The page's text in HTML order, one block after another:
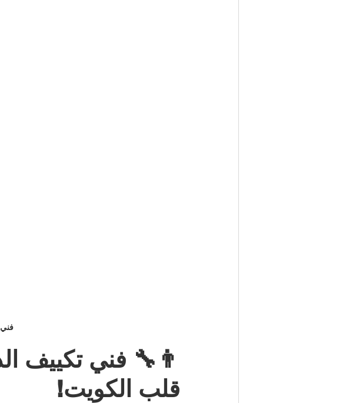
👨‍🔧 فني تكييف
قلب الكويت!